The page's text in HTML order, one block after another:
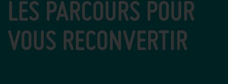
LES PARCOURS POUR
VOUS RECONVERTIR